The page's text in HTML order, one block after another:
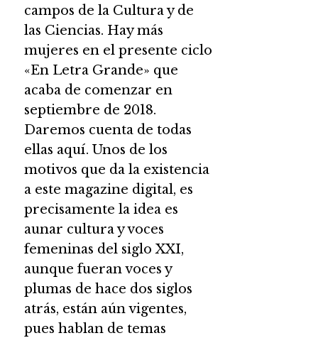
campos de la Cultura y de
las Ciencias. Hay más
mujeres en el presente ciclo
«En Letra Grande» que
acaba de comenzar en
septiembre de 2018.
Daremos cuenta de todas
ellas aquí. Unos de los
motivos que da la existencia
a este magazine digital, es
precisamente la idea es
aunar cultura y voces
femeninas del siglo XXI,
aunque fueran voces y
plumas de hace dos siglos
atrás, están aún vigentes,
pues hablan de temas